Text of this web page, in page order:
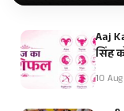
Aaj
सिंह
10